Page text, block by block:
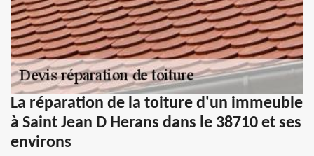
La réparation de la toiture d'un immeuble
à Saint Jean D Herans dans le 38710 et ses
environs